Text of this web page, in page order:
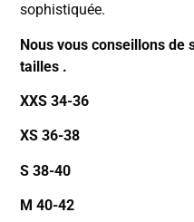
sophistiquée.
Nous vous conseillons de
tailles .
XXS 34-36
XS 36-38
S 38-40
M 40-42